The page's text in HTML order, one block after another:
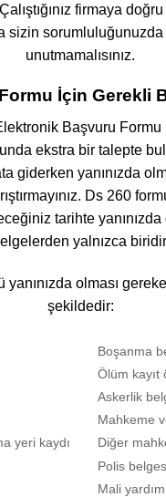
firmaya
sizin
unutmamalısınız.
İçin Gerekli
Başvuru Formu
ekstra bir talepte
giderken yanınızda
Ds 260
tarihte yanınızda
yalnızca
yanınızda olması
şekildedir:
yeri kaydı
Boşanma
Ölüm kayıt
Askerlik
Mahkeme
Diğer
Polis
Mali yardım